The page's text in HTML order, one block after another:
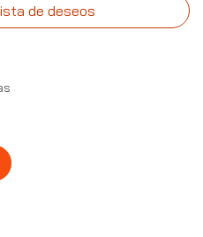
de deseos